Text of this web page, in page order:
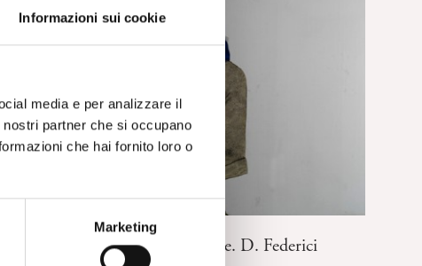
Informazioni sui cookie
media e per analizzare il
partner che si occupano
che hai fornito loro o
Marketing
APPROFONDIMENTI TEMATICI
Disinvestimento e senso vitale. D. Federici